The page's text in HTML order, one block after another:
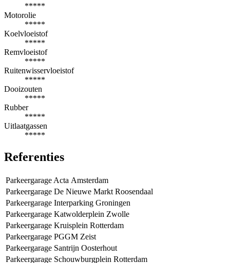
*****
Motorolie
*****
Koelvloeistof
*****
Remvloeistof
*****
Ruitenwisservloeistof
*****
Dooizouten
*****
Rubber
*****
Uitlaatgassen
*****
Referenties
Parkeergarage Acta Amsterdam
Parkeergarage De Nieuwe Markt Roosendaal
Parkeergarage Interparking Groningen
Parkeergarage Katwolderplein Zwolle
Parkeergarage Kruisplein Rotterdam
Parkeergarage PGGM Zeist
Parkeergarage Santrijn Oosterhout
Parkeergarage Schouwburgplein Rotterdam